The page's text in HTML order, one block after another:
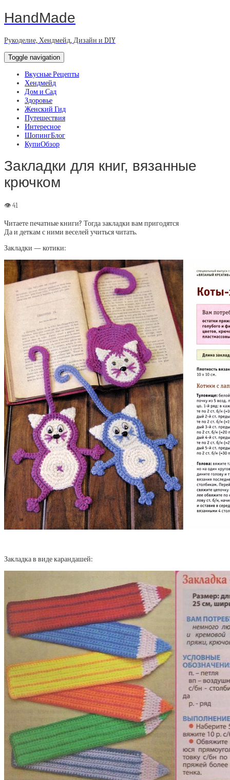
HandMade
Рукоделие, Хендмейд, Дизайн и DIY
Toggle navigation
Вкусные Рецепты
Хендмейд
Дом и Сад
Здоровье
Женский Гид
Путешествия
Интересное
ШопингБлог
КупиОбзор
Закладки для книг, вязанные
крючком
Читаете печатные книги? Тогда закладки вам пригодятся
Да и деткам с ними веселей учиться читать.
Закладки — котики:
Закладка в виде карандашей: